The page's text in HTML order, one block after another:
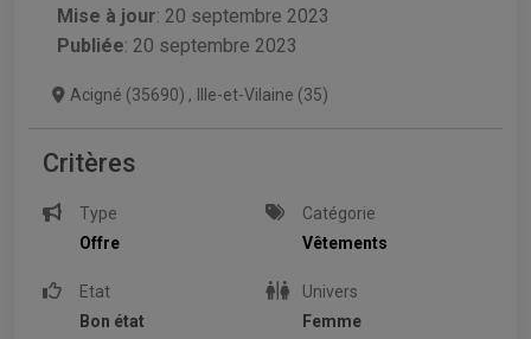
Mise à jour: 20 septembre 2023
Publiée: 20 septembre 2023
Acigné (35690) , Ille-et-Vilaine (35)
Critères
Type
Offre
Catégorie
Vêtements
Etat
Bon état
Univers
Femme